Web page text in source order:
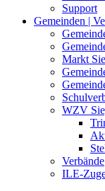
Support
Gemeinden |
Markt
WZV
Verbände
ILE-